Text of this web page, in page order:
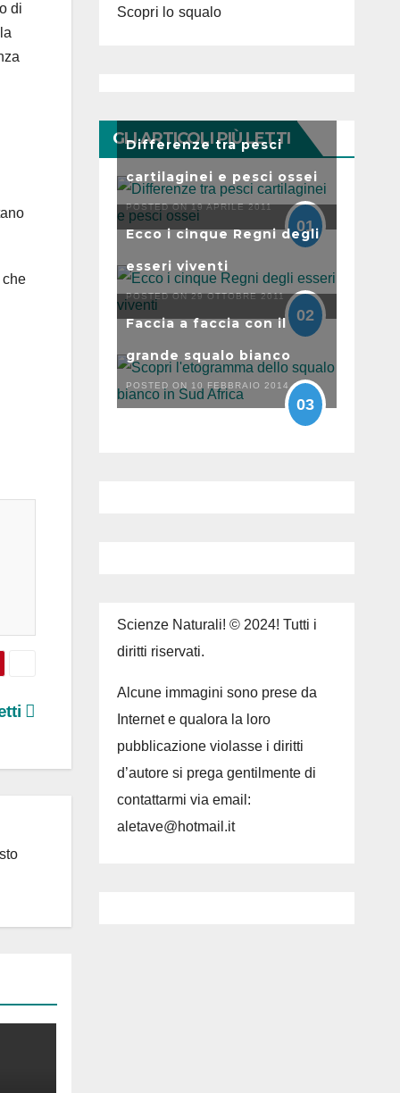
di
che
Scopri lo squalo
GLI ARTICOLI PIÙ LETTI
Differenze tra pesci
cartilaginei e pesci ossei
POSTED ON 19 APRILE 2011
01
Ecco i cinque Regni degli
esseri viventi
POSTED ON 29 OTTOBRE 2011
02
Faccia a faccia con il
grande squalo bianco
POSTED ON 10 FEBBRAIO 2014
03
Scienze Naturali! © 2024! Tutti i
diritti riservati.
Alcune immagini sono prese da
Internet e qualora la loro
pubblicazione violasse i diritti
d’autore si prega gentilmente di
contattarmi via email:
aletave@hotmail.it